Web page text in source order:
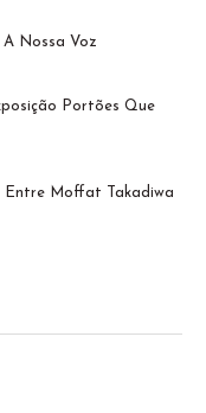
Nossa Voz
Portões Que
Entre Moffat Takadiwa